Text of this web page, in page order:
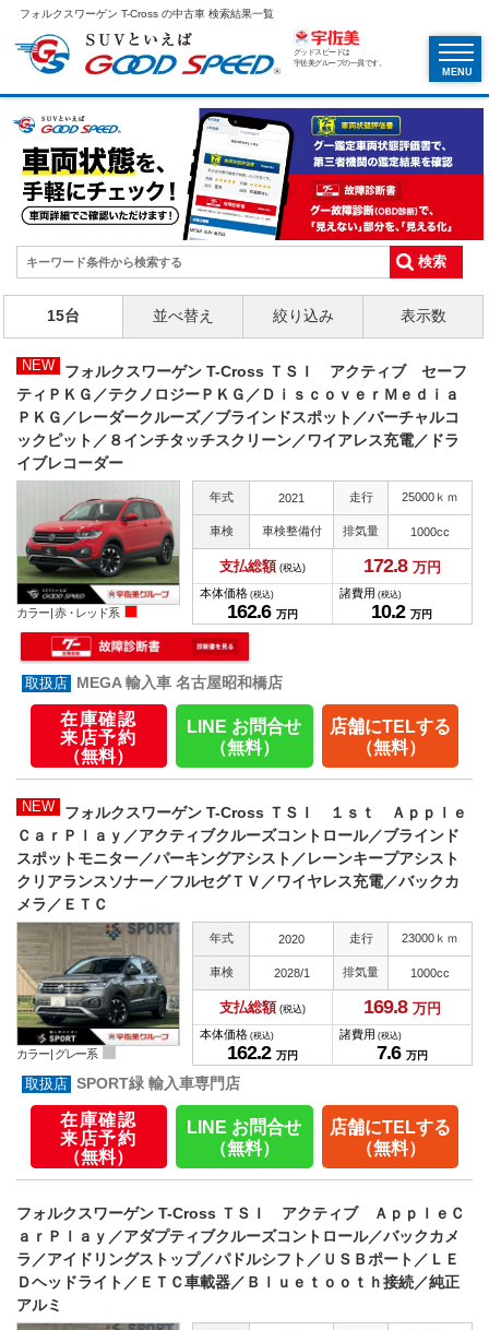
フォルクスワーゲン T-Cross の中古車 検索結果一覧
グッドスピードは
宇佐美グループの一員です。
MENU
15台 並べ替え 絞り込み 表示数
NEW
フォルクスワーゲン T-Cross ＴＳＩ アクティブ セーフ
ティＰＫＧ／テクノロジーＰＫＧ／ＤｉｓｃｏｖｅｒＭｅｄｉａ
ＰＫＧ／レーダークルーズ／ブラインドスポット／バーチャルコ
ックピット／８インチタッチスクリーン／ワイアレス充電／ドラ
イブレコーダー
カラー |赤・レッド系
年式 2021 走行 25000ｋｍ
車検 車検整備付 排気量 1000cc
支払総額 (税込) 172.8 万円
本体価格 (税込)
162.6 万円
諸費用 (税込)
10.2 万円
MEGA 輸入車 名古屋昭和橋店
在庫確認
来店予約
（無料）
LINE お問合せ
（無料）
店舗にTELする
（無料）
NEW
フォルクスワーゲン T-Cross ＴＳＩ １ｓｔ Ａｐｐｌｅ
ＣａｒＰｌａｙ／アクティブクルーズコントロール／ブラインド
スポットモニター／パーキングアシスト／レーンキープアシスト
クリアランスソナー／フルセグＴＶ／ワイヤレス充電／バックカ
メラ／ＥＴＣ
カラー | グレー系
年式 2020 走行 23000ｋｍ
車検 2028/1 排気量 1000cc
支払総額 (税込) 169.8 万円
本体価格 (税込)
162.2 万円
諸費用 (税込)
7.6 万円
SPORT緑 輸入車専門店
在庫確認
来店予約
（無料）
LINE お問合せ
（無料）
店舗にTELする
（無料）
フォルクスワーゲン T-Cross ＴＳＩ アクティブ ＡｐｐｌｅＣ
ａｒＰｌａｙ／アダプティブクルーズコントロール／バックカメ
ラ／アイドリングストップ／パドルシフト／ＵＳＢポート／ＬＥ
Ｄヘッドライト／ＥＴＣ車載器／Ｂｌｕｅｔｏｏｔｈ接続／純正
アルミ